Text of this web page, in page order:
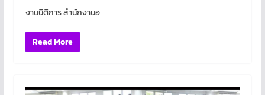
งานนิติการ สำนักงานอ
Read More